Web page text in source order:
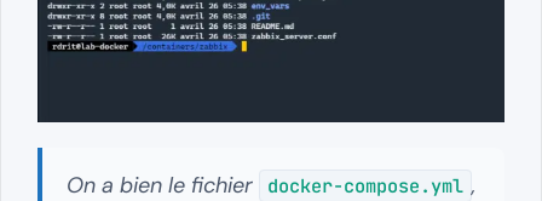
On a bien le fichier docker-compose.yml ,